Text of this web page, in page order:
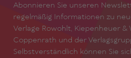
Abonnieren Sie unseren
regelmäßig Informationen zu
Verlage Rowohlt, Kiepenheuer &
Coppenrath und der
Selbstverständlich können Sie